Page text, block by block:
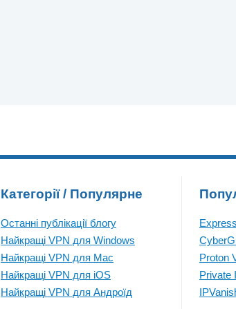
Категорії / Популярне
Останні публікації блогу
Найкращі VPN для Windows
Найкращі VPN для Mac
Найкращі VPN для iOS
Найкращі VPN для Андроїд
Proton
Private